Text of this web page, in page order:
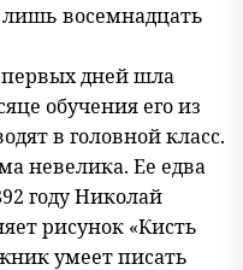
лишь восемнадцать
дней шла
обучения его из
в головной класс.
невелика. Ее едва
году Николай
рисунок «Кисть
умеет писать